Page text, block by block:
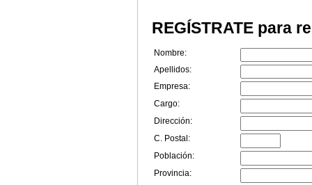
REGÍSTRATE para
Nombre:
Apellidos:
Empresa:
Cargo:
Dirección:
C. Postal:
Población:
Provincia: